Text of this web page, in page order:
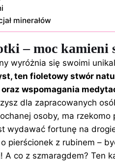
minerałów
– moc kamieni
wyróżnia się swoimi
ten fioletowy stwór
wspomagania
dla zapracowanych
osoby, ma rzekomo
wydawać fortunę na
pierścionek z rubinem –
A co z szmaragdem? Ten